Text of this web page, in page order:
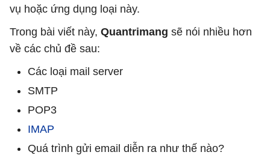
vụ hoặc ứng dụng loại này.
Trong bài viết này, Quantrimang sẽ nói nhiều hơn
về các chủ đề sau:
Các loại mail server
SMTP
POP3
IMAP
Quá trình gửi email diễn ra như thế nào?